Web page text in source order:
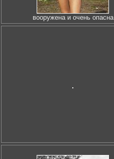
вооружена и очень опасна